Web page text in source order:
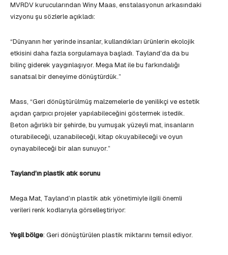
MVRDV kurucularından Winy Maas, enstalasyonun arkasındaki
vizyonu şu sözlerle açıkladı:
“Dünyanın her yerinde insanlar, kullandıkları ürünlerin ekolojik
etkisini daha fazla sorgulamaya başladı. Tayland’da da bu
bilinç giderek yaygınlaşıyor. Mega Mat ile bu farkındalığı
sanatsal bir deneyime dönüştürdük.”
Mass, “Geri dönüştürülmüş malzemelerle de yenilikçi ve estetik
açıdan çarpıcı projeler yapılabileceğini göstermek istedik.
Beton ağırlıklı bir şehirde, bu yumuşak yüzeyli mat, insanların
oturabileceği, uzanabileceği, kitap okuyabileceği ve oyun
oynayabileceği bir alan sunuyor.”
Tayland’ın plastik atık sorunu
Mega Mat, Tayland’ın plastik atık yönetimiyle ilgili önemli
verileri renk kodlarıyla görselleştiriyor:
Yeşil bölge: Geri dönüştürülen plastik miktarını temsil ediyor.